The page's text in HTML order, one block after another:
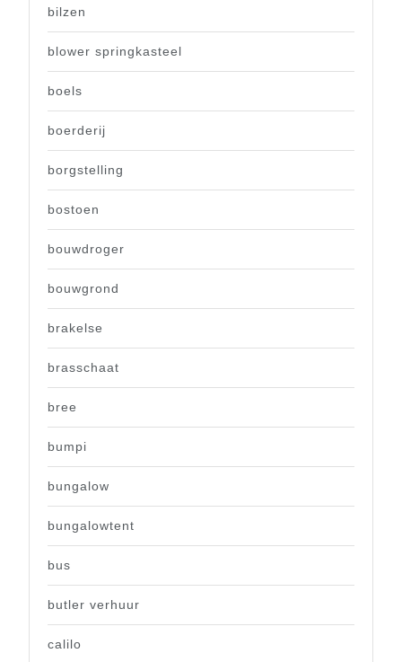
bilzen
blower springkasteel
boels
boerderij
borgstelling
bostoen
bouwdroger
bouwgrond
brakelse
brasschaat
bree
bumpi
bungalow
bungalowtent
bus
butler verhuur
calilo